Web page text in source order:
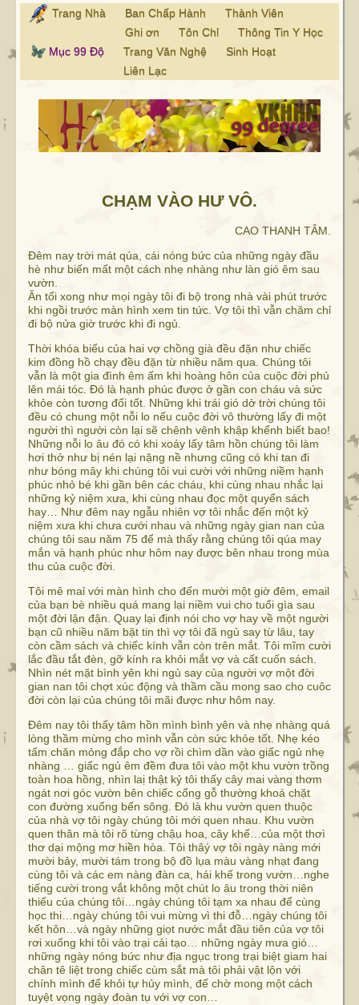
Trang Nhà Ban Chấp Hành
Thành Viên
Ghi ơn
Tôn Chỉ
Thông Tin Y Học
Mục 99 Độ
Trang Văn Nghệ
Sinh Hoạt
Liên Lạc
CHẠM VÀO HƯ VÔ.
CAO THANH TÂM.
Đêm nay trời mát qúa, cái nóng bức của những ngày đầu
hè như biến mất một cách nhẹ nhàng như làn gió êm sau
vườn.
Ăn tối xong như mọi ngày tôi đi bộ trong nhà vài phút trước
khi ngồi trước màn hình xem tin tức. Vợ tôi thì vẫn chăm chỉ
đi bộ nửa giờ trước khi đi ngủ.
Thời khóa biểu của hai vợ chồng già đều đặn như chiếc
kim đồng hồ chạy đều đặn từ nhiều năm qua. Chúng tôi
vẫn là một gia đình êm ấm khi hoàng hôn của cuộc đời phủ
lên mái tóc. Đó là hạnh phúc được ở gần con cháu và sức
khỏe còn tương đối tốt. Những khi trái gió dở trời chúng tôi
đều có chung một nỗi lo nếu cuộc đời vô thường lấy đi một
người thì người còn lại sẽ chênh vênh khập khểnh biết bao!
Những nỗi lo âu đó có khi xoáy lấy tâm hồn chúng tôi làm
hơi thở như bị nén lại nặng nề nhưng cũng có khi tan đi
như bóng mây khi chúng tôi vui cười với những niềm hạnh
phúc nhỏ bé khi gần bên các cháu, khi cùng nhau nhắc lại
những kỷ niệm xưa, khi cùng nhau đọc một quyển sách
hay… Như đêm nay ngẫu nhiên vợ tôi nhắc đến một kỷ
niệm xưa khi chưa cưới nhau và những ngày gian nan của
chúng tôi sau năm 75 để mà thấy rằng chúng tôi qúa may
mắn và hạnh phúc như hôm nay được bên nhau trong mùa
thu của cuộc đời.
Tôi mê maỉ với màn hình cho đến mười một giờ đêm, email
của bạn bè nhiều quá mang lại niềm vui cho tuổi gìa sau
một đời lận đận. Quay lại định nói cho vợ hay về một người
bạn cũ nhiều năm bặt tin thì vợ tôi đã ngủ say từ lâu, tay
còn cầm sách và chiếc kính vẫn còn trên mắt. Tôi mĩm cười
lắc đầu tắt đèn, gỡ kính ra khỏi mắt vợ và cất cuốn sách.
Nhìn nét mặt bình yên khi ngủ say của người vợ một đời
gian nan tôi chợt xúc động và thầm cầu mong sao cho cuôc
đời còn lại của chúng tôi mãi được như hôm nay.
Đêm nay tôi thấy tâm hồn mình bình yên và nhẹ nhàng quá
lòng thầm mừng cho mình vẫn còn sức khỏe tốt. Nhẹ kéo
tấm chăn mỏng đắp cho vợ rồi chìm dần vào giấc ngủ nhẹ
nhàng … giấc ngủ êm đềm đưa tôi vào một khu vườn trồng
toàn hoa hồng, nhìn laị thật kỷ tôi thấy cây mai vàng thơm
ngát nơi góc vườn bên chiếc cổng gỗ thường khoá chặt
con đường xuống bến sông. Đó là khu vườn quen thuộc
của nhà vợ tôi ngày chúng tôi mới quen nhau. Khu vườn
quen thân mà tôi rõ từng chậu hoa, cây khế…của một thơì
thơ dại mộng mơ hiền hòa. Tôi thâý vợ tôi ngày nàng mới
mười bảy, mười tám trong bộ đồ lụa màu vàng nhạt đang
cùng tôi và các em nàng đàn ca, hái khế trong vườn…nghe
tiếng cười trong vắt không một chút lo âu trong thời niên
thiếu của chúng tôi…ngày chúng tôi tạm xa nhau để cùng
học thi…ngày chúng tôi vui mừng vì thi đỗ…ngày chúng tôi
kết hôn…và ngày những giọt nước mắt đầu tiên của vợ tôi
rơi xuống khi tôi vào trại cải tạo… những ngày mưa gió…
những ngày nóng bức như địa ngục trong trại biệt giam hai
chân tê liệt trong chiếc cùm sắt mà tôi phải vật lộn với
chính mình để khỏi tự hủy mình, để chờ mong một cách
tuyệt vọng ngày đoàn tụ với vợ con…